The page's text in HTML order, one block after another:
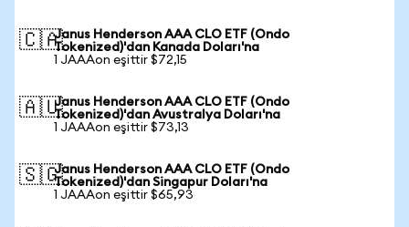
🇨🇦Janus Henderson AAA CLO ETF (Ondo
Tokenized)'dan Kanada Doları'na
1 JAAAon eşittir $72,15
🇦🇺Janus Henderson AAA CLO ETF (Ondo
Tokenized)'dan Avustralya Doları'na
1 JAAAon eşittir $73,13
🇸🇬Janus Henderson AAA CLO ETF (Ondo
Tokenized)'dan Singapur Doları'na
1 JAAAon eşittir $65,93